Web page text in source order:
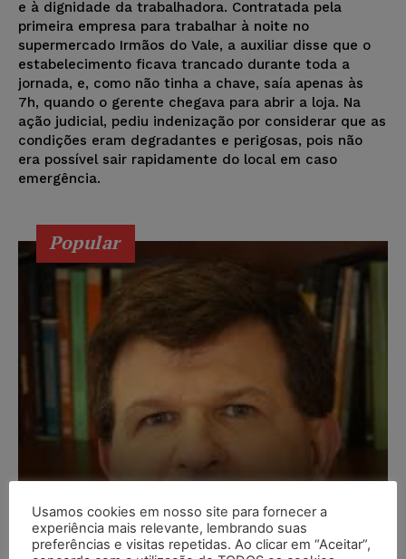
e à dignidade da trabalhadora. Contratada pela
primeira empresa para trabalhar à noite no
supermercado Irmãos do Vale, a auxiliar disse que o
estabelecimento ficava trancado durante toda a
jornada, e, como não tinha a chave, saía apenas às
7h, quando o gerente chegava para abrir a loja. Na
ação judicial, pediu indenização por considerar que as
condições eram degradantes e perigosas, pois não
era possível sair rapidamente do local em caso
emergência.
Popular
Usamos cookies em nosso site para fornecer a
experiência mais relevante, lembrando suas
preferências e visitas repetidas. Ao clicar em “Aceitar”,